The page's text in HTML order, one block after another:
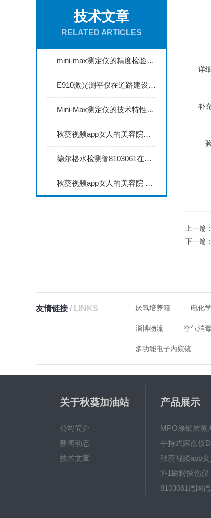
技术文章
RELATED ARTICLES
mini-max测定仪的精度检验与校准方法探讨
E910激光测平仪在道路建设中的关键作用
Mini-Max测定仪的技术特性与典型应用场景深度解读
秋葵视频app女人的美容院秋葵视频app下载安装735FN1.5正确的校准步骤
德尔格水检测管8103061在压缩空气质量检测中的应用
秋葵视频app女人的美容院 minitest2500配N02探头如何两点校准？
详细
补充
上一篇：
下一篇：
友情链接/ LINKS 厌氧培养箱 电化
淄博物流 空气消
多功能电子内窥镜
关于秋葵加油站
公司简介
新闻动态
技术文章
产品展示
手持式露点仪
Y-1磁粉探伤仪